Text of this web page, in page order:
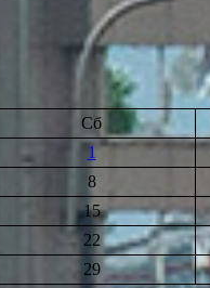
Сб
1
8
15
22
29